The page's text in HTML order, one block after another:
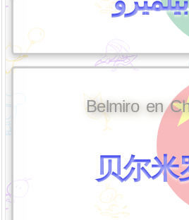
Belmiro en
贝尔米